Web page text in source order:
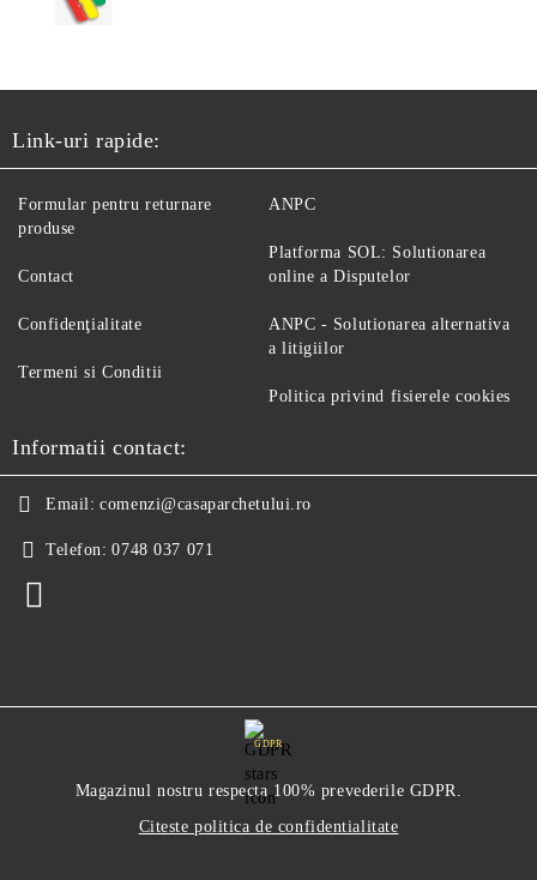
Link-uri rapide:
Formular pentru returnare
produse
Contact
Confidenţialitate
Termeni si Conditii
ANPC
Platforma SOL: Solutionarea
online a Disputelor
ANPC - Solutionarea alternativa
a litigiilor
Politica privind fisierele cookies
Informatii contact:
Email: comenzi@casaparchetului.ro
Telefon: 0748 037 071
GDPR
Magazinul nostru respecta 100% prevederile GDPR.
Citeste politica de confidentialitate